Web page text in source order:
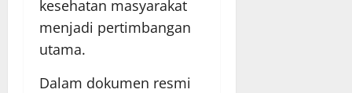
kesehatan masyarakat
menjadi pertimbangan
utama.
Dalam dokumen resmi